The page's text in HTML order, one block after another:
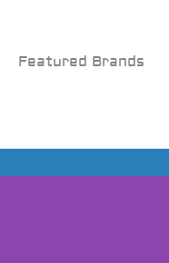
Featured Brands